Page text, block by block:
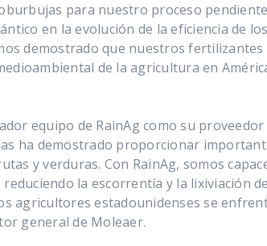
para nuestro proceso
en la evolución de la eficiencia de
demostrado que nuestros
de la agricultura en
equipo de RainAg como su
ha demostrado proporcionar
y verduras. Con RainAg, somos
la escorrentía y la lixiviación
agricultores estadounidenses se
general de Moleaer.